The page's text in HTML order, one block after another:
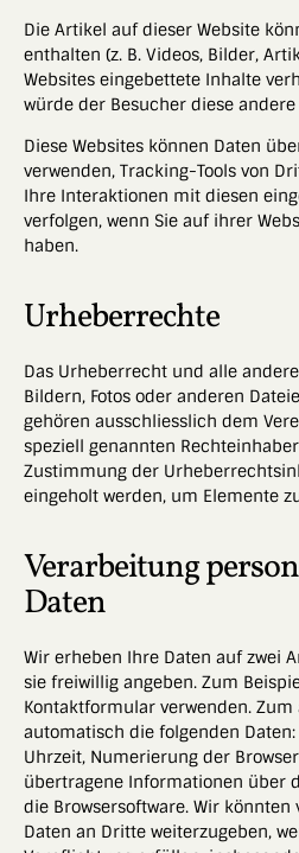
Die Artikel auf dieser Website
enthalten (z. B. Videos, Bilder,
Websites eingebettete Inhalte
würde der Besucher diese
Diese Websites können Daten
verwenden, Tracking-Tools von
Ihre Interaktionen mit diesen
verfolgen, wenn Sie auf ihrer
haben.
Urheberrechte
Das Urheberrecht und alle
Bildern, Fotos oder anderen
gehören ausschliesslich dem
speziell genannten
Zustimmung der
eingeholt werden, um Elemente
Verarbeitung
Daten
Wir erheben Ihre Daten auf zwei
sie freiwillig angeben. Zum
Kontaktformular verwenden.
automatisch die folgenden Daten:
Uhrzeit, Numerierung der
übertragene Informationen über
die Browsersoftware. Wir
Daten an Dritte weiterzugeben,